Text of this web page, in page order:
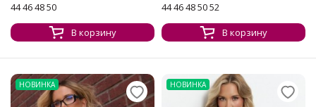
44 46 48 50
В корзину
44 46 48 50 52
В корзину
НОВИНКА НОВИНКА